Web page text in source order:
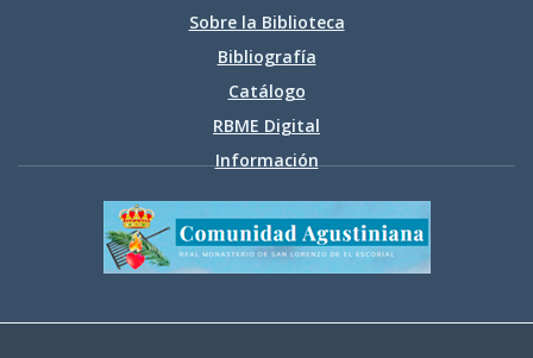
Sobre la Biblioteca
Bibliografía
Catálogo
RBME Digital
Información